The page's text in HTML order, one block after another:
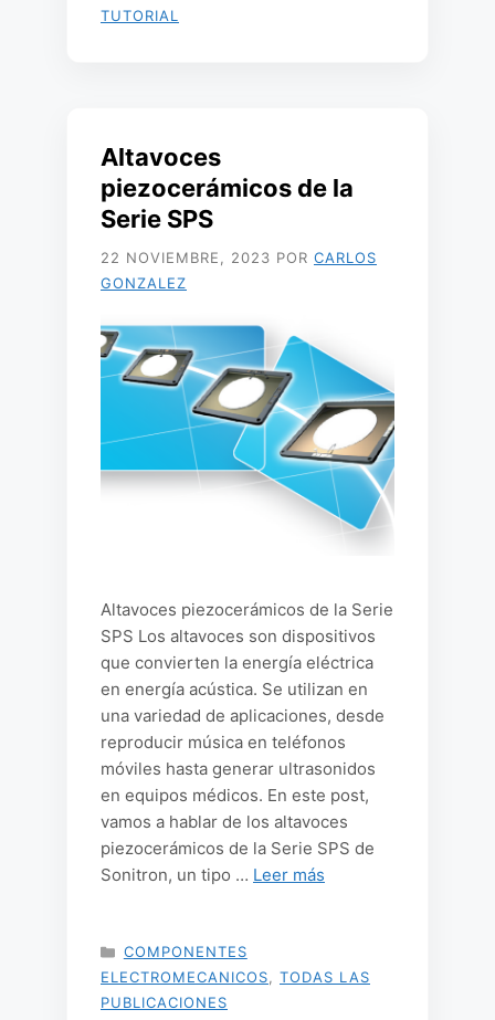
TUTORIAL
Altavoces
piezocerámicos de la
Serie SPS
22 NOVIEMBRE, 2023 POR CARLOS
GONZALEZ
Altavoces piezocerámicos de la Serie
SPS Los altavoces son dispositivos
que convierten la energía eléctrica
en energía acústica. Se utilizan en
una variedad de aplicaciones, desde
reproducir música en teléfonos
móviles hasta generar ultrasonidos
en equipos médicos. En este post,
vamos a hablar de los altavoces
piezocerámicos de la Serie SPS de
Sonitron, un tipo … Leer más
CATEGORÍAS
COMPONENTES
ELECTROMECANICOS
TODAS LAS
PUBLICACIONES